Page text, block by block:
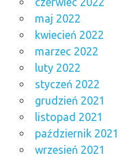
maj 2022
kwiecień 2022
marzec 2022
luty 2022
styczeń 2022
grudzień 2021
listopad 2021
październik 2021
wrzesień 2021